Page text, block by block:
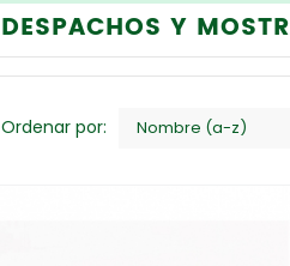
DESPACHOS Y
Ordenar por: Nombre (a-z)